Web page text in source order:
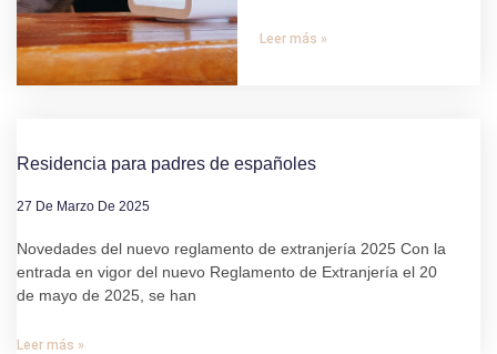
Leer más »
Residencia para padres de españoles
27 De Marzo De 2025
Novedades del nuevo reglamento de extranjería 2025 Con la
entrada en vigor del nuevo Reglamento de Extranjería el 20
de mayo de 2025, se han
Leer más »